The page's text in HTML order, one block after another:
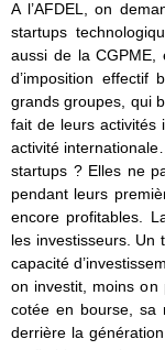
A l’AFDEL, on
startups
aussi de la CGPME,
d’imposition
grands groupes, qui
fait de leurs activités
activité
startups ? Elles ne
pendant leurs
encore profitables.
les investisseurs. Un
capacité
on investit, moins on
cotée en bourse, sa
derrière la